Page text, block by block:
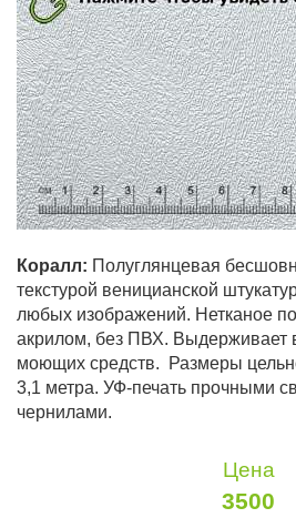
Коралл: Полуглянцевая
текстурой веницианской
любых изображений. Нетканое
акрилом, без ПВХ. Выдерживает
моющих средств. Размеры
3,1 метра. УФ-печать прочными
чернилами.
Цена
3500